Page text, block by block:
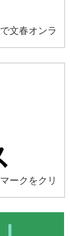
で文春オンラ
ークをクリ